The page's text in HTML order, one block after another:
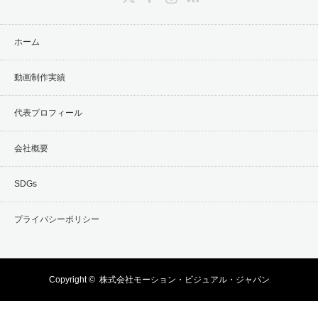
ホーム
動画制作実績
代表プロフィール
会社概要
SDGs
プライバシーポリシー
Copyright © 株式会社モーション・ビジュアル・ジャパン